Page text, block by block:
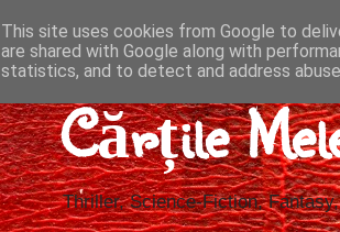
Cărțile
Thriller, Science-Fiction,
This site uses cookies from Google to
are shared with Google along with
statistics, and to detect and address